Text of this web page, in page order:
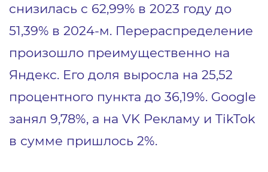
снизилась с 62,99% в 2023 году до
51,39% в 2024-м. Перераспределение
произошло преимущественно на
Яндекс. Его доля выросла на 25,52
процентного пункта до 36,19%. Google
занял 9,78%, а на VK Рекламу и TikTok
в сумме пришлось 2%.